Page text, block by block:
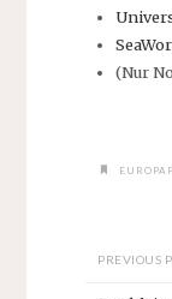
(Nur
PREVIOUS